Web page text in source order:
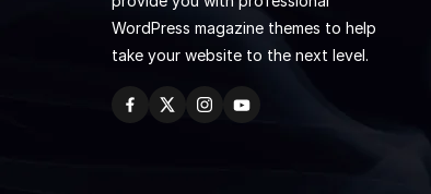
WordPress magazine themes to help
take your website to the next level.